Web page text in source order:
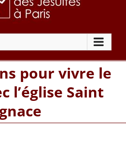
pour vivre le
l’église Saint